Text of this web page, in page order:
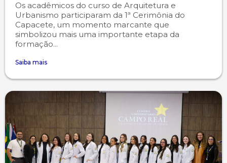
Os acadêmicos do curso de Arquitetura e
Urbanismo participaram da 1ª Cerimônia do
Capacete, um momento marcante que
simbolizou mais uma importante etapa da
formação...
Saiba mais